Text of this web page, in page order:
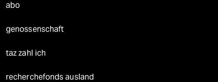
abo
genossenschaft
taz zahl ich
recherchefonds ausland